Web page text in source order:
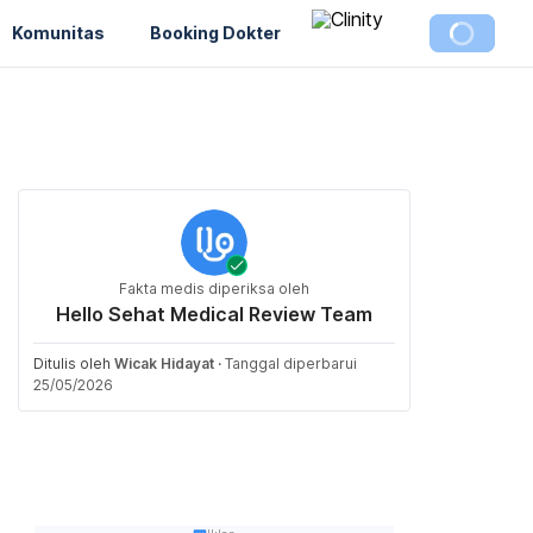
Komunitas Booking Dokter
Fakta medis diperiksa oleh
Hello Sehat Medical Review Team
Ditulis oleh Wicak Hidayat · Tanggal diperbarui
25/05/2026